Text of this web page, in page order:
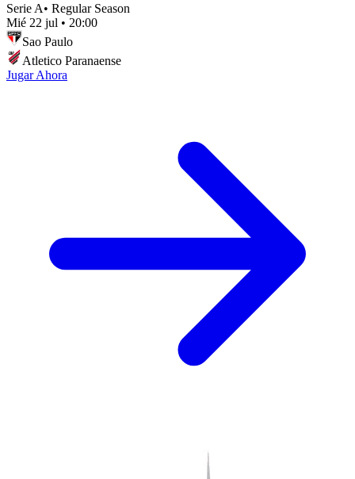
Serie A• Regular Season
Mié 22 jul • 20:00
Sao Paulo
Atletico Paranaense
Jugar Ahora